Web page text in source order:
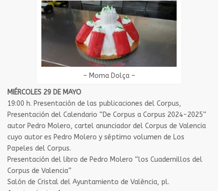
– Moma Dolça –
MIÉRCOLES 29 DE MAYO
19:00 h. Presentación de las publicaciones del Corpus,
Presentación del Calendario “De Corpus a Corpus 2024-2025”
autor Pedro Molero, cartel anunciador del Corpus de Valencia
cuyo autor es Pedro Molero y séptimo volumen de Los
Papeles del Corpus.
Presentación del libro de Pedro Molero “los Cuadernillos del
Corpus de Valencia”
Salón de Cristal del Ayuntamiento de València, pl.